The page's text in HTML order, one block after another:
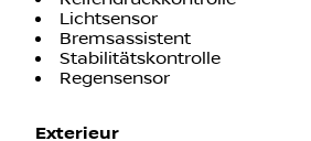
Lichtsensor
Bremsassistent
Stabilitätskontrolle
Regensensor
Exterieur